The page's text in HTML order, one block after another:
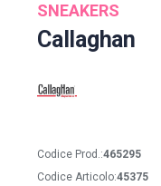
SNEAKERS
Callaghan
Codice Prod.:465295
Codice Articolo:45375